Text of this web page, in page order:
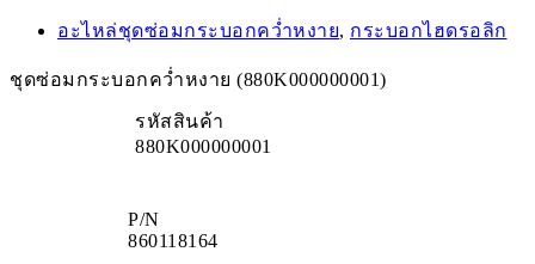
อะไหล่ชุดซ่อมกระบอกคว่ำหงาย, กระบอกไฮดรอลิก
ชุดซ่อมกระบอกคว่ำหงาย (880K000000001)
รหัสสินค้า
880K000000001
P/N
860118164